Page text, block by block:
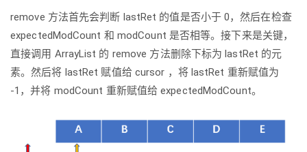
remove 方法首先会判断 lastRet 的值是否小于 0，然后在检查
expectedModCount 和 modCount 是否相等。接下来是关键，
直接调用 ArrayList 的 remove 方法删除下标为 lastRet 的元
素。然后将 lastRet 赋值给 cursor ，将 lastRet 重新赋值为
-1，并将 modCount 重新赋值给 expectedModCount。